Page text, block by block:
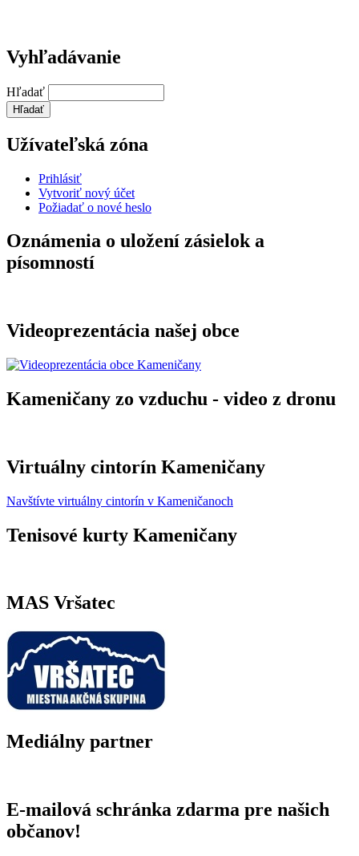
Vyhľadávanie
Hľadať
Užívateľská zóna
Prihlásiť
Vytvoriť nový účet
Požiadať o nové heslo
Oznámenia o uložení zásielok a
písomností
Videoprezentácia našej obce
Kameničany zo vzduchu - video z dronu
Virtuálny cintorín Kameničany
Navštívte virtuálny cintorín v Kameničanoch
Tenisové kurty Kameničany
MAS Vršatec
Mediálny partner
E-mailová schránka zdarma pre našich
občanov!